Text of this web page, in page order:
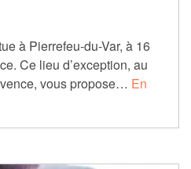
à Pierrefeu-du-Var, à 16
Ce lieu d’exception, au
vous propose… En